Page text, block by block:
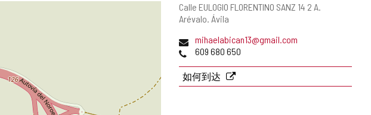
邮
寄
址
Calle EULOGIO FLORENTINO SANZ 14 2 A.
Arévalo. Ávila
电
子
件
地
mihaelabican13@gmail.com
电
609 680 650
如何到达